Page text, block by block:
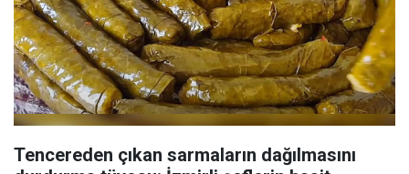
Tencereden çıkan sarmaların dağılmasını